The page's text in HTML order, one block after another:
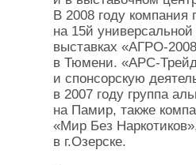
В 2008 году
на 15й
выставках «АГРО-
в Тюмени. «АРС-
и спонсорскую
в 2007 году группа
на Памир, также
«Мир Без
в г.Озерске.